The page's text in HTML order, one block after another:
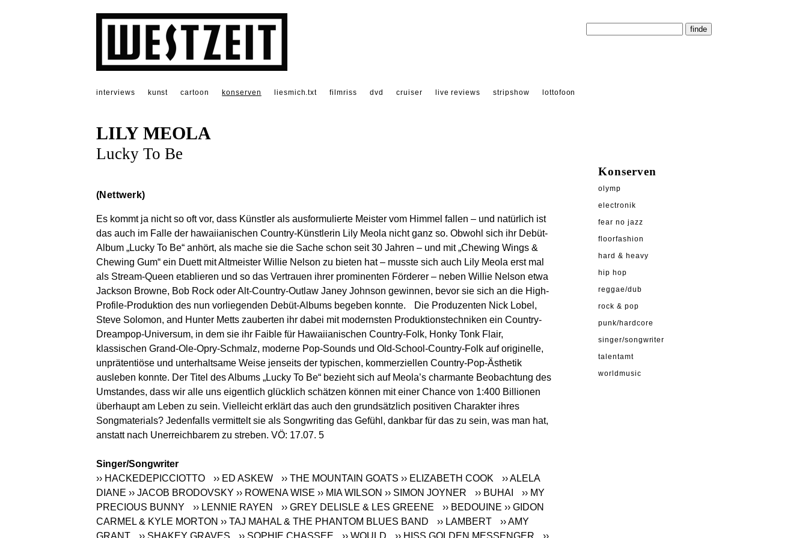
interviews kunst cartoon konserven liesmich.txt filmriss dvd cruiser live reviews stripshow lottofoon
LILY MEOLA
Lucky To Be
(Nettwerk)
Es kommt ja nicht so oft vor, dass Künstler als ausformulierte Meister vom Himmel fallen – und natürlich ist
das auch im Falle der hawaiianischen Country-Künstlerin Lily Meola nicht ganz so. Obwohl sich ihr Debüt-
Album „Lucky To Be“ anhört, als mache sie die Sache schon seit 30 Jahren – und mit „Chewing Wings &
Chewing Gum“ ein Duett mit Altmeister Willie Nelson zu bieten hat – musste sich auch Lily Meola erst mal
als Stream-Queen etablieren und so das Vertrauen ihrer prominenten Förderer – neben Willie Nelson etwa
Jackson Browne, Bob Rock oder Alt-Country-Outlaw Janey Johnson gewinnen, bevor sie sich an die High-
Profile-Produktion des nun vorliegenden Debüt-Albums begeben konnte. Die Produzenten Nick Lobel,
Steve Solomon, and Hunter Metts zauberten ihr dabei mit modernsten Produktionstechniken ein Country-
Dreampop-Universum, in dem sie ihr Faible für Hawaiianischen Country-Folk, Honky Tonk Flair,
klassischen Grand-Ole-Opry-Schmalz, moderne Pop-Sounds und Old-School-Country-Folk auf originelle,
unprätentiöse und unterhaltsame Weise jenseits der typischen, kommerziellen Country-Pop-Ästhetik
ausleben konnte. Der Titel des Albums „Lucky To Be“ bezieht sich auf Meola’s charmante Beobachtung des
Umstandes, dass wir alle uns eigentlich glücklich schätzen können mit einer Chance von 1:400 Billionen
überhaupt am Leben zu sein. Vielleicht erklärt das auch den grundsätzlich positiven Charakter ihres
Songmaterials? Jedenfalls vermittelt sie als Songwriting das Gefühl, dankbar für das zu sein, was man hat,
anstatt nach Unerreichbarem zu streben. VÖ: 17.07. 5
Singer/Songwriter
›› HACKEDEPICCIOTTO
›› ED ASKEW ›› THE MOUNTAIN GOATS ›› ELIZABETH COOK
›› ALELA
DIANE ›› JACOB BRODOVSKY ›› ROWENA WISE ›› MIA WILSON ›› SIMON JOYNER ›› BUHAI
›› MY
PRECIOUS BUNNY
›› LENNIE RAYEN ›› GREY DELISLE & LES GREENE ›› BEDOUINE ›› GIDON
CARMEL & KYLE MORTON ›› TAJ MAHAL & THE PHANTOM BLUES BAND ›› LAMBERT
›› AMY
Konserven
olymp
electronik
fear no jazz
floorfashion
hard & heavy
hip hop
reggae/dub
rock & pop
punk/hardcore
singer/songwriter
talentamt
worldmusic